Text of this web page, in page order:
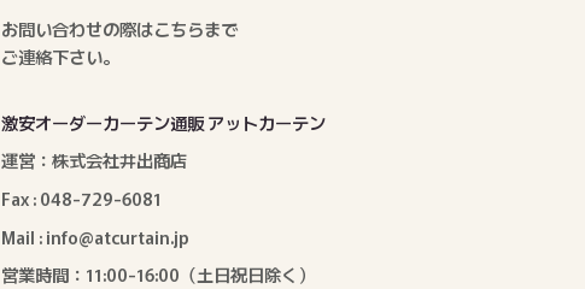
お問い合わせの際はこちらまで
ご連絡下さい。
激安オーダーカーテン通販 アットカーテン
運営：株式会社井出商店
Fax : 048-729-6081
Mail : info@atcurtain.jp
営業時間：11:00-16:00（土日祝日除く）